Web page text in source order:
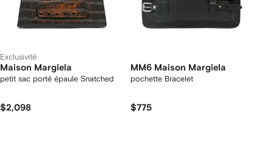
Exclusivité
Maison Margiela
petit sac porté épaule Snatched
$2,098
MM6 Maison Margiela
pochette Bracelet
$775